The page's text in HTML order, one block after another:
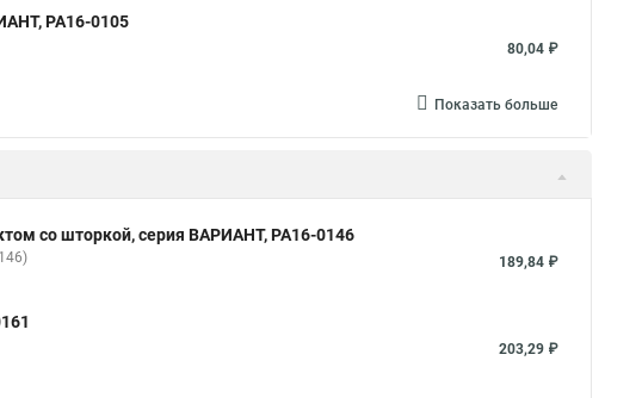
РА16-0105
80,04 ₽
Показать больше
со шторкой, серия ВАРИАНТ, РА16-0146
189,84 ₽
203,29 ₽